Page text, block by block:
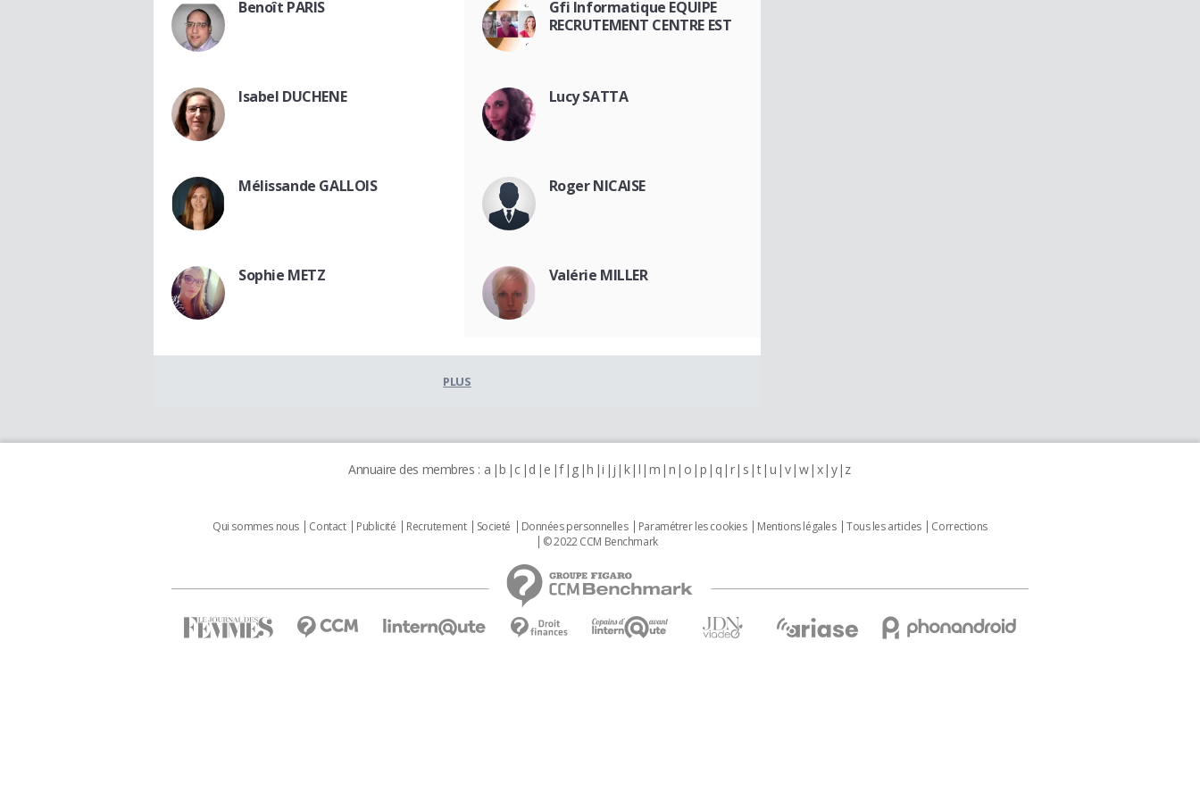
Benoît PARIS
Gfi Informatique EQUIPE
RECRUTEMENT CENTRE EST
Isabel DUCHENE Lucy SATTA
Mélissande GALLOIS Roger NICAISE
Sophie METZ Valérie MILLER
PLUS
Annuaire des membres : a b c d e f g h i j k l m n o p q r s t u v w x y z
Qui sommes nous Contact Publicité Recrutement Societé Données personnelles Paramétrer les cookies Mentions légales Tous les articles
Corrections
© 2022 CCM Benchmark